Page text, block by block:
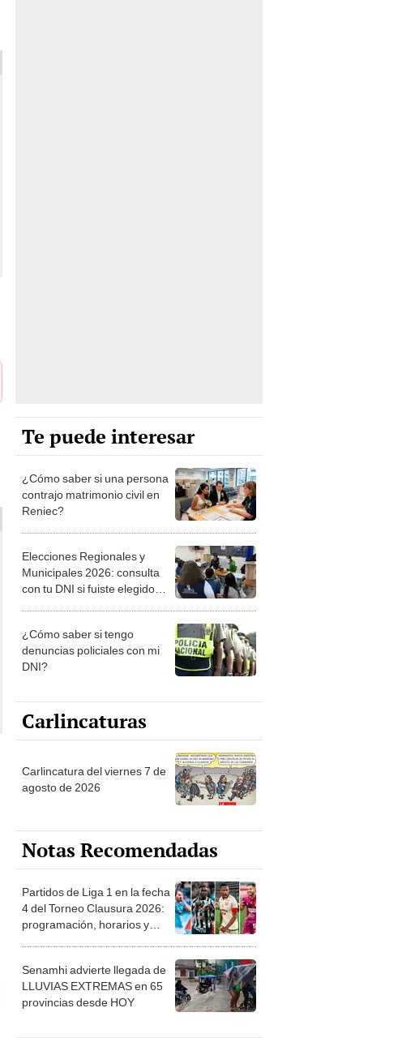
Te puede interesar
¿Cómo saber si una persona
contrajo matrimonio civil en
Reniec?
Elecciones Regionales y
Municipales 2026: consulta
con tu DNI si fuiste elegido
la ONPE
¿Cómo saber si tengo
denuncias policiales con mi
DNI?
Carlincaturas
Carlincatura del viernes 7 de
agosto de 2026
Notas Recomendadas
Partidos de Liga 1 en la fecha
4 del Torneo Clausura 2026:
programación, horarios y
Senamhi advierte llegada de
LLUVIAS EXTREMAS en 65
provincias desde HOY